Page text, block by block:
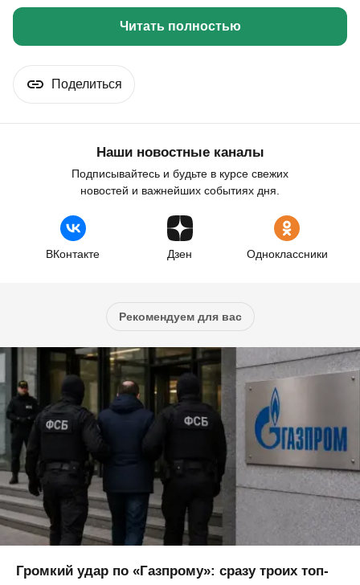
Читать полностью
Поделиться
Наши новостные каналы
Подписывайтесь и будьте в курсе свежих
новостей и важнейших событиях дня.
ВКонтакте Дзен Одноклассники
Рекомендуем для вас
Громкий удар по «Газпрому»: сразу троих топ-